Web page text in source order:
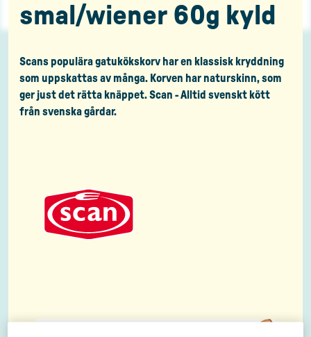
smal/wiener 60g kyld
Scans populära gatukökskorv har en klassisk kryddning
som uppskattas av många. Korven har naturskinn, som
ger just det rätta knäppet. Scan - Alltid svenskt kött
från svenska gårdar.